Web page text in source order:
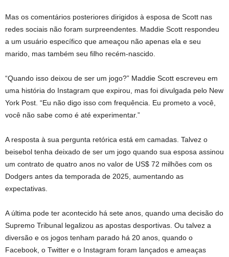
Mas os comentários posteriores dirigidos à esposa de Scott nas
redes sociais não foram surpreendentes. Maddie Scott respondeu
a um usuário específico que ameaçou não apenas ela e seu
marido, mas também seu filho recém-nascido.
“Quando isso deixou de ser um jogo?” Maddie Scott escreveu em
uma história do Instagram que expirou, mas foi divulgada pelo New
York Post. “Eu não digo isso com frequência. Eu prometo a você,
você não sabe como é até experimentar.”
A resposta à sua pergunta retórica está em camadas. Talvez o
beisebol tenha deixado de ser um jogo quando sua esposa assinou
um contrato de quatro anos no valor de US$ 72 milhões com os
Dodgers antes da temporada de 2025, aumentando as
expectativas.
A última pode ter acontecido há sete anos, quando uma decisão do
Supremo Tribunal legalizou as apostas desportivas. Ou talvez a
diversão e os jogos tenham parado há 20 anos, quando o
Facebook, o Twitter e o Instagram foram lançados e ameaças